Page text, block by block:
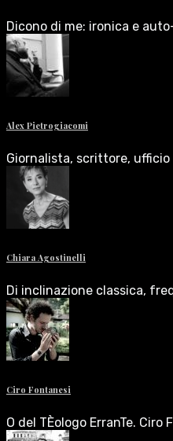
Dicono di me: ironica e
Alex Pietrogiacomi
Giornalista, scrittore,
Chiara Agostinelli
Di inclinazione classica,
Ciro Fontanesi
O del TÈologo ErranTe.